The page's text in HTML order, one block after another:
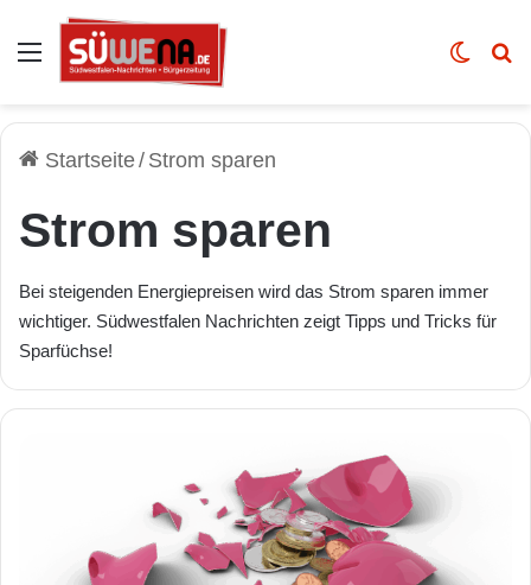
Auswahl Skin
Startseite/ Strom sparen
Strom sparen
Bei steigenden Energiepreisen wird das Strom sparen immer
wichtiger. Südwestfalen Nachrichten zeigt Tipps und Tricks für
Sparfüchse!